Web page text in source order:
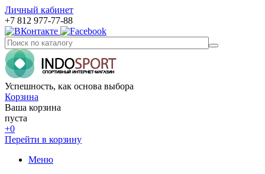
Личный кабинет
+7 812 977-77-88
Успешность, как основа выбора
Корзина
Ваша корзина
пуста
+0
Перейти в корзину
Меню